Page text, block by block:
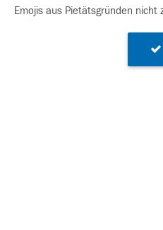
Emojis aus Pietätsgründen nicht